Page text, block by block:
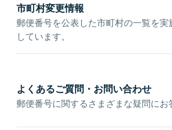
市町村変更情報
郵便番号を公表した市町村の一覧を
しています。
よくあるご質問・お問い合わせ
郵便番号に関するさまざまな疑問にお